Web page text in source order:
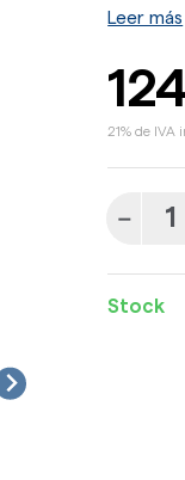
Leer más
21% de IVA
Stock